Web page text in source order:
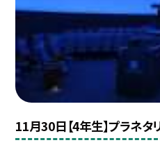
11月30日【4年生】プラネタ